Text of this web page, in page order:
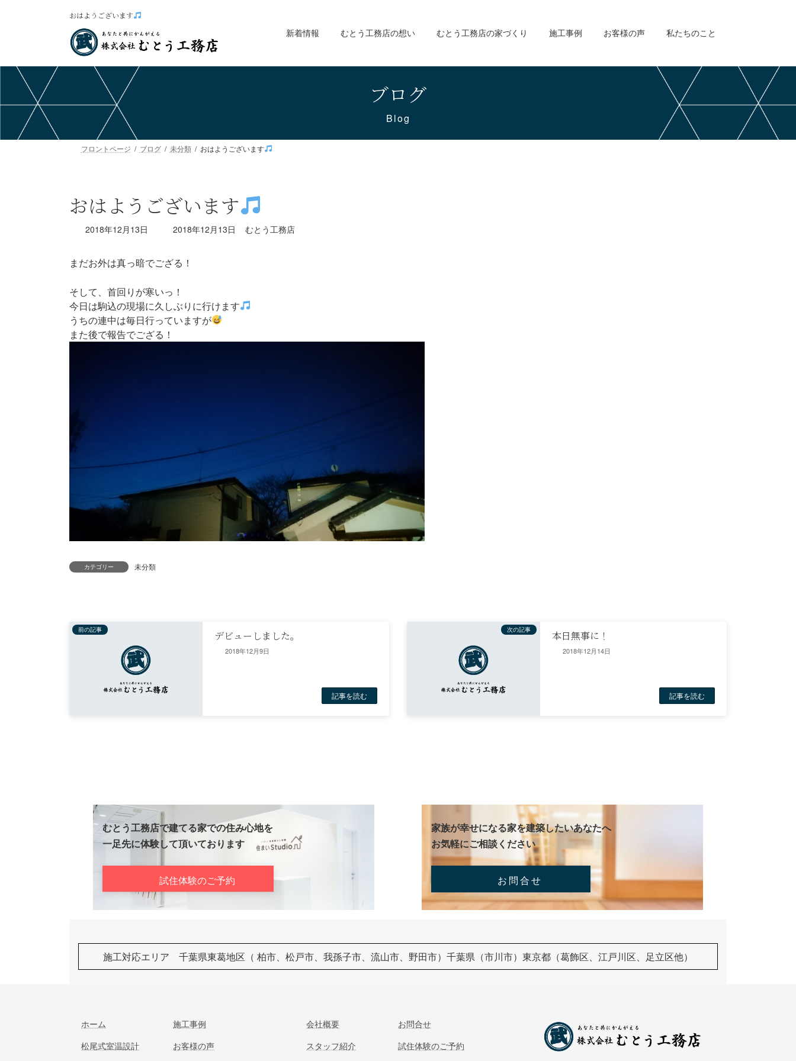
ツ
キ
シ
に
おはようございます
新着情報 むとう工務店の想い むとう工務店の家づくり 施工事例 お客様の声 私たちのこと
ブログ
Blog
フロントページ ブログ 未分類 おはようございます
おはようございます
2018年12月13日
最
新
時
2018年12月13日 むとう工務店
まだお外は真っ暗でござる！
そして、首回りが寒いっ！
今日は駒込の現場に久しぶりに行けます
うちの連中は毎日行っていますが
また後で報告でござる！
カテゴリー 未分類
前の記事 デビューしました。
2018年12月9日
記事を読む
次の記事 本日無事に！
2018年12月14日
記事を読む
むとう工務店で建てる家での住み心地を
一足先に体験して頂いております
試住体験のご予約
家族が幸せになる家を建築したいあなたへ
お気軽にご相談ください
お問合せ
施工対応エリア 千葉県東葛地区（ 柏市、松戸市、我孫子市、流山市、野田市）千葉県（市川市）東京都（葛飾区、江戸川区、足立区他）
ホーム
松尾式室温設計
施工事例
お客様の声
会社概要
スタッフ紹介
お問合せ
試住体験のご予約